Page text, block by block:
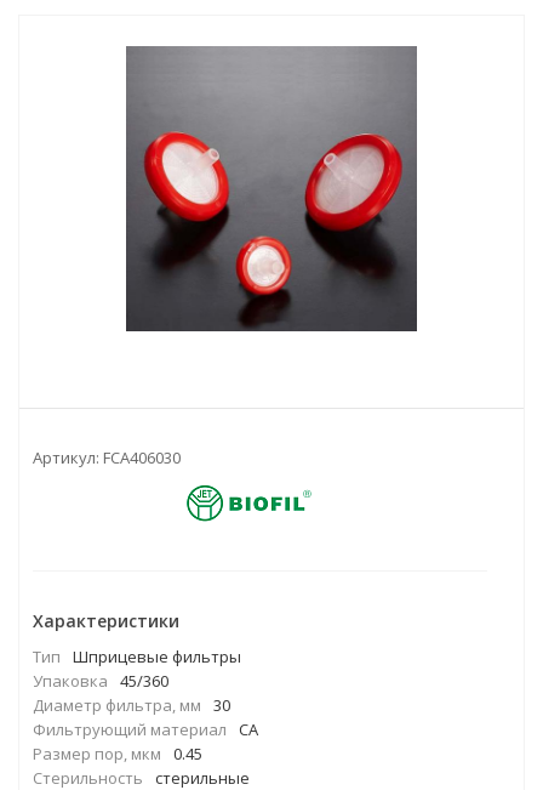
Артикул: FCA406030
Характеристики
Тип
Шприцевые фильтры
Упаковка
45/360
Диаметр фильтра, мм
30
Фильтрующий материал
CA
Размер пор, мкм
0.45
Стерильность
стерильные